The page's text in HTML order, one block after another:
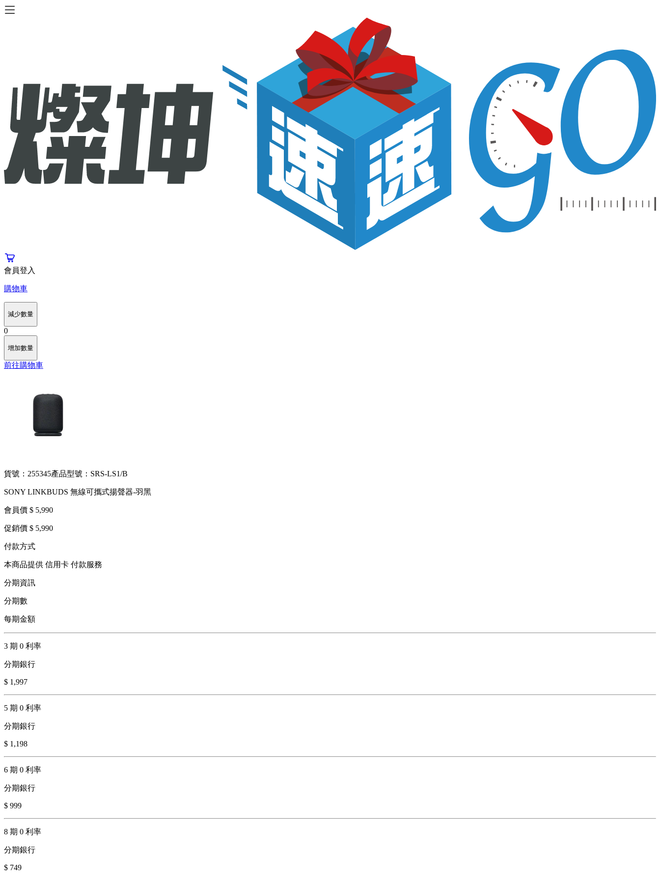
會員登入
購物車
減少數量
0
增加數量
前往購物車
貨號：255345產品型號：SRS-LS1/B
SONY LINKBUDS 無線可攜式揚聲器-羽黑
會員價 $ 5,990
促銷價 $ 5,990
付款方式
本商品提供 信用卡 付款服務
分期資訊
分期數
每期金額
3 期 0 利率
分期銀行
$ 1,997
5 期 0 利率
分期銀行
$ 1,198
6 期 0 利率
分期銀行
$ 999
8 期 0 利率
分期銀行
$ 749